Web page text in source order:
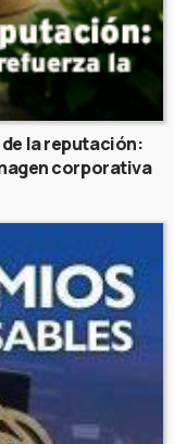
la reputación:
corporativa